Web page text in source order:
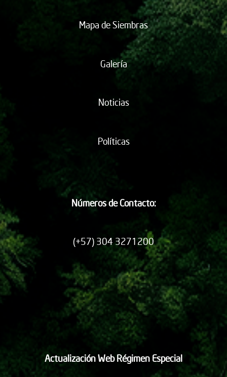
Mapa de Siembras
Galería
Noticias
Políticas
Números de Contacto:
(+57) 304 3271200
Actualización Web Régimen Especial